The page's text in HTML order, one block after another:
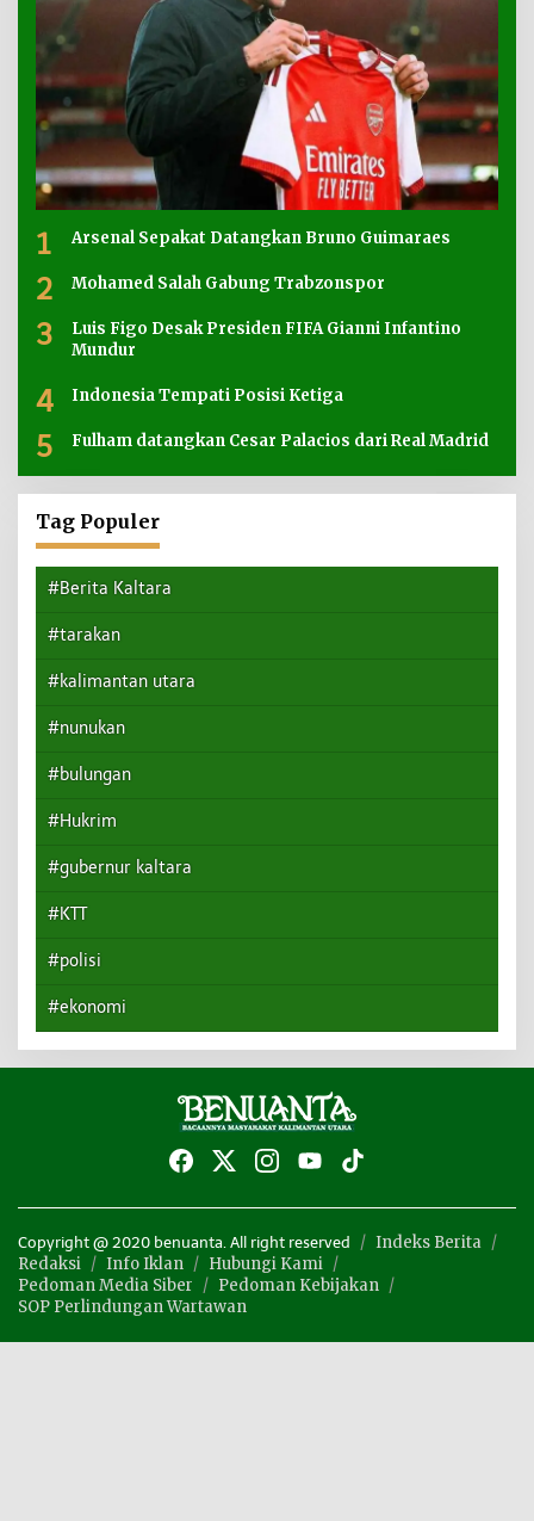
1 Arsenal Sepakat Datangkan Bruno Guimaraes
2 Mohamed Salah Gabung Trabzonspor
3
Luis Figo Desak Presiden FIFA Gianni Infantino
Mundur
4 Indonesia Tempati Posisi Ketiga
5 Fulham datangkan Cesar Palacios dari Real Madrid
Tag Populer
#Berita Kaltara
#tarakan
#kalimantan utara
#nunukan
#bulungan
#Hukrim
#gubernur kaltara
#KTT
#polisi
#ekonomi
Copyright @ 2020 benuanta. All right reserved
Indeks Berita
Redaksi
Info Iklan
Hubungi Kami
Pedoman Media Siber
Pedoman Kebijakan
SOP Perlindungan Wartawan